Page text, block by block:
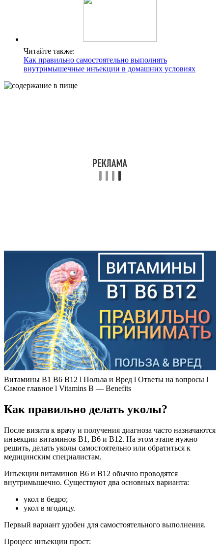
Читайте также:
Как правильно самостоятельно выполнять
внутримышечные инъекции в домашних условиях
Витамины В1 В6 В12 l Польза и Вред l Ответы на вопросы l
Самое главное l Vitamins B — Benefits
Как правильно делать уколы?
После визита к врачу и получения диагноза часто назначаются
инъекции витаминов B1, B6 и B12. На этом этапе нужно
решить, делать уколы самостоятельно или обратиться к
медицинским специалистам.
Инъекции витаминов B6 и B12 обычно проводятся
внутримышечно. Существуют два основных варианта:
укол в бедро;
укол в ягодицу.
Первый вариант удобен для самостоятельного выполнения.
Процесс инъекции прост: